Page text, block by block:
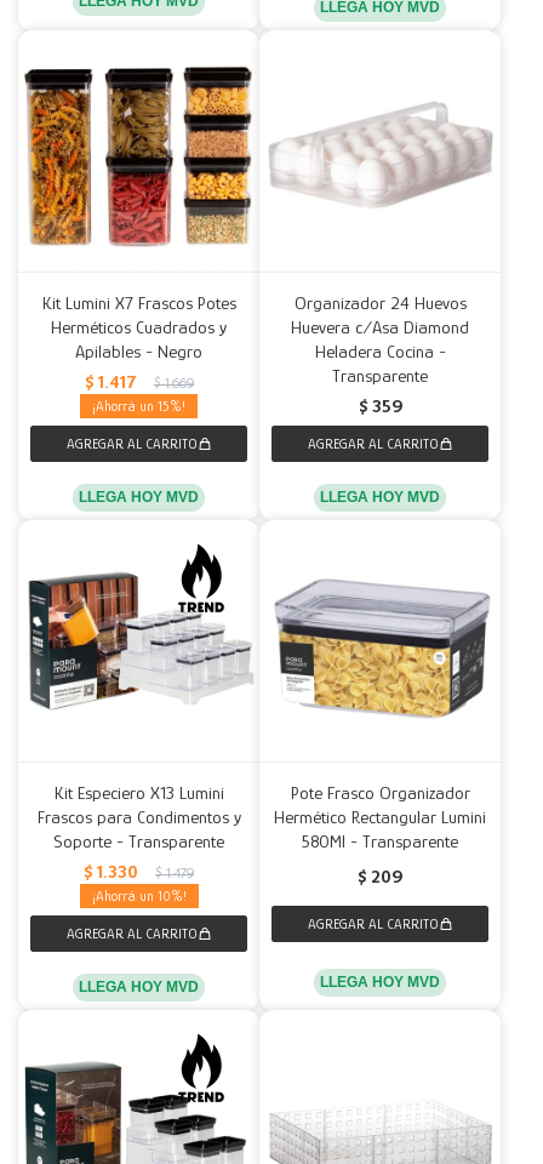
LLEGA HOY MVD
Kit Lumini X7 Frascos Potes
Herméticos Cuadrados y
Apilables - Negro
$ 1.417 $ 1.669
15
LLEGA HOY MVD
Organizador 24 Huevos
Huevera c/Asa Diamond
Heladera Cocina -
Transparente
$ 359
LLEGA HOY MVD
Kit Especiero X13 Lumini
Frascos para Condimentos y
Soporte - Transparente
$ 1.330 $ 1.479
10
LLEGA HOY MVD
Pote Frasco Organizador
Hermético Rectangular Lumini
580Ml - Transparente
$ 209
LLEGA HOY MVD